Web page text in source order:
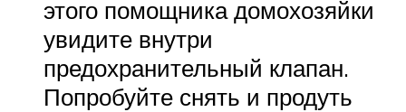
этого помощника домохозяйки
увидите внутри
предохранительный клапан.
Попробуйте снять и продуть